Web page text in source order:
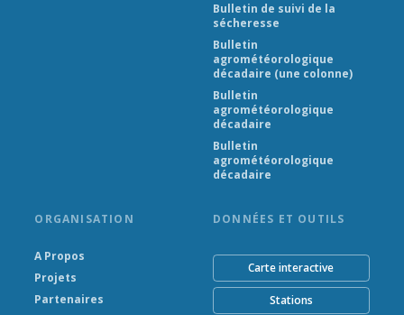
Bulletin de suivi de la
sécheresse
Bulletin
agrométéorologique
décadaire (une colonne)
Bulletin
agrométéorologique
décadaire
Bulletin
agrométéorologique
décadaire
ORGANISATION
A Propos
Projets
Partenaires
DONNÉES ET OUTILS
Carte interactive
Stations